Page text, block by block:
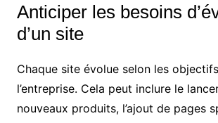
Anticiper les besoins
d’un site
Chaque site évolue selon les
l’entreprise. Cela peut inclure le
nouveaux produits, l’ajout de pages